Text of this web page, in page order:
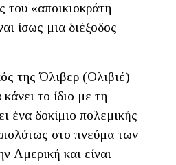
«αποικιοκράτη
ίσως μια διέξοδος
της Όλιβερ (Ολιβιέ)
το ίδιο με τη
ένα δοκίμιο πολεμικής
στο πνεύμα των
Αμερική και είναι